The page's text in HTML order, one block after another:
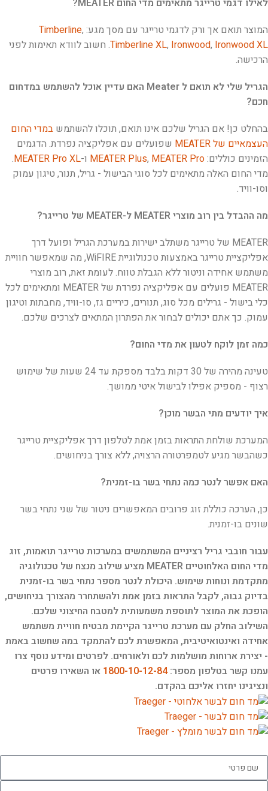
לאילו דגמי טרייגר מתאימים מדי החום MEATER?
המוצר תואם אך ורק לדגמי טרייגר עם מסך מגע: Timberline,
Timberline XL, Ironwood, Ironwood XL
. חשוב לוודא תאימות לפני
הרכישה.
הגריל שלי לא תואם ל Meater האם עדיין אוכל להשתמש במדחום
חכם?
בהחלט כן! אם הגריל שלכם אינו תואם, תוכלו להשתמש במדי החום
העצמאיים של MEATER
שפועלים עם אפליקציה נפרדת. הדגמים
הזמינים כוללים:
MEATER Plus, MEATER Pro ו-MEATER Pro XL
.
מדי החום האלה מתאימים לכל סוגי הבישול - גריל, תנור, טיגון עמוק
וסו-וויד.
מה ההבדל בין רוב מוצרי MEATER ל-MEATER של טרייגר?
MEATER של טרייגר משתלב ישירות במערכת הגריל ופועל דרך
אפליקציית טרייגר באמצעות טכנולוגיית WiFIRE, מה שמאפשר חוויית
משתמש אחידה וניטור ללא הגבלת טווח. לעומת זאת, רוב מוצרי
MEATER פועלים עם אפליקציה נפרדת של MEATER ומתאימים לכל
כלי בישול - גרילים מכל סוג, תנורים, כיריים גז, סו-וויד, מחבתות וטיגון
עמוק. כך אתם יכולים לבחור את הפתרון המתאים לצרכים שלכם.
כמה זמן לוקח לטעון את מדי החום?
טעינה מהירה של 30 דקות בלבד מספקת עד 24 שעות של שימוש
רצוף - מספיק אפילו לבישול איטי ממושך.
איך יודעים מתי הבשר מוכן?
המערכת שולחת התראות בזמן אמת לטלפון דרך אפליקציית טרייגר
כשהבשר מגיע לטמפרטורה הרצויה, ללא צורך בניחושים.
האם אפשר לנטר כמה נתחי בשר בו-זמנית?
כן, הערכה כוללת זוג פרובים המאפשרים ניטור של שני נתחי בשר
שונים בו-זמנית.
עבור חובבי גריל רציניים המשתמשים במערכות טרייגר תואמות, זוג
מדי החום האלחוטיים MEATER מציע שילוב מנצח של טכנולוגיה
מתקדמת ונוחות שימוש. היכולת לנטר מספר נתחי בשר בו-זמנית
בדיוק גבוה, לקבל התראות בזמן אמת ולהשתחרר מהצורך בניחושים,
הופכת את המוצר לתוספת משמעותית למטבח החיצוני שלכם.
השילוב החלק עם מערכת טרייגר הקיימת מבטיח חוויית משתמש
אחידה ואינטואיטיבית, המאפשרת לכם להתמקד במה שחשוב באמת
- יצירת ארוחות מושלמות לכם ולאורחים. לפרטים ומידע נוסף צרו
עמנו קשר בטלפון מספר:1800-10-12-84 או השאירו פרטים
ונציגינו יחזרו אליכם בהקדם.